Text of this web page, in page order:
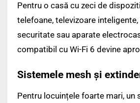
Pentru o casă cu zeci de
telefoane, televizoare
securitate sau aparate
compatibil cu Wi-Fi 6 devine
Sistemele mesh și
Pentru locuințele foarte mari, un